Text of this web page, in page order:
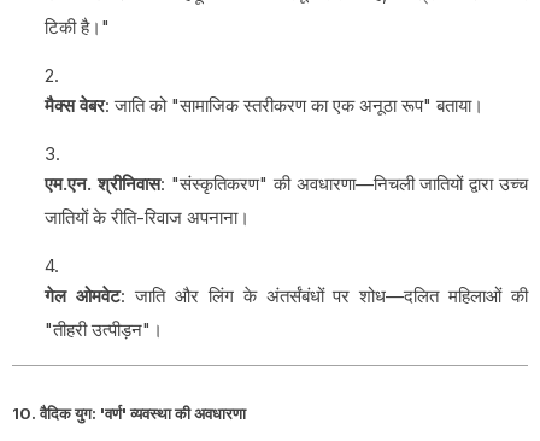
टिकी है।"
मैक्स वेबर: जाति को "सामाजिक स्तरीकरण का एक अनूठा रूप" बताया।
एम.एन. श्रीनिवास: "संस्कृतिकरण" की अवधारणा—निचली जातियों द्वारा उच्च
जातियों के रीति-रिवाज अपनाना।
गेल ओमवेट: जाति और लिंग के अंतर्संबंधों पर शोध—दलित महिलाओं की
"तीहरी उत्पीड़न"।
10. वैदिक युग: 'वर्ण' व्यवस्था की अवधारणा